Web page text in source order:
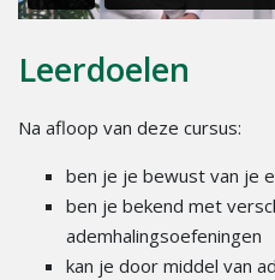
Leerdoelen
Na afloop van deze cursus:
ben je je bewust van je
ben je bekend met
ademhalingsoefeningen
kan je door middel van